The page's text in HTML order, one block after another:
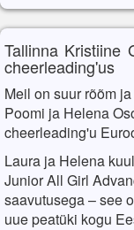
Tallinna Kristiine
cheerleading'us
Meil on suur rõõm
Poomi ja Helena
cheerleading'u
Laura ja Helena
Junior All Girl
saavutusega – see
uue peatüki kogu